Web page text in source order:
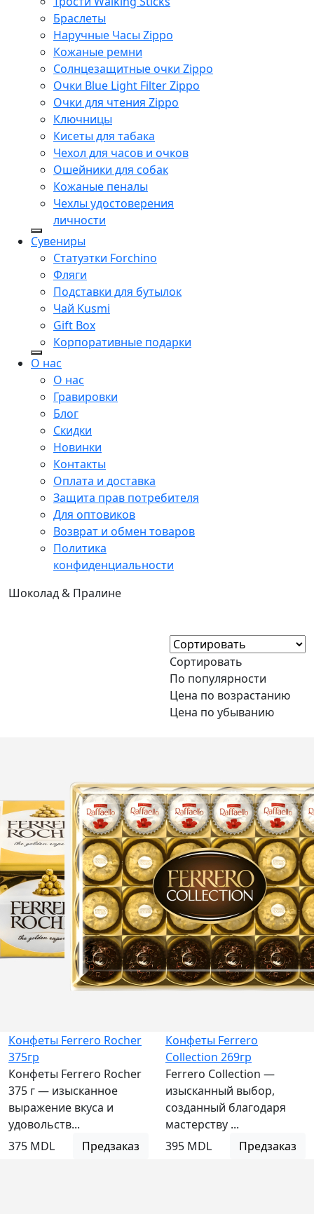
Браслеты
Наручные Часы Zippo
Кожаные ремни
Солнцезащитные очки Zippo
Очки Blue Light Filter Zippo
Очки для чтения Zippo
Ключницы
Кисеты для табака
Чехол для часов и очков
Ошейники для собак
Кожаные пеналы
Чехлы удостоверения
личности
Сувениры
Статуэтки Forchino
Фляги
Подставки для бутылок
Чай Kusmi
Gift Box
Корпоративные подарки
О нас
О нас
Гравировки
Блог
Скидки
Новинки
Контакты
Оплата и доставка
Защита прав потребителя
Для оптовиков
Возврат и обмен товаров
Политика
конфиденциальности
Шоколад & Пралине
Сортировать
По популярности
Цена по возрастанию
Цена по убыванию
NEW
Нет в
наличии
Конфеты Ferrero Rocher
375гр
Конфеты Ferrero Rocher
375 г — изысканное
выражение вкуса и
удовольств...
375 MDL
Предзаказ
Конфеты Ferrero
Collection 269гр
Ferrero Collection —
изысканный выбор,
созданный благодаря
мастерству ...
395 MDL
Предзаказ